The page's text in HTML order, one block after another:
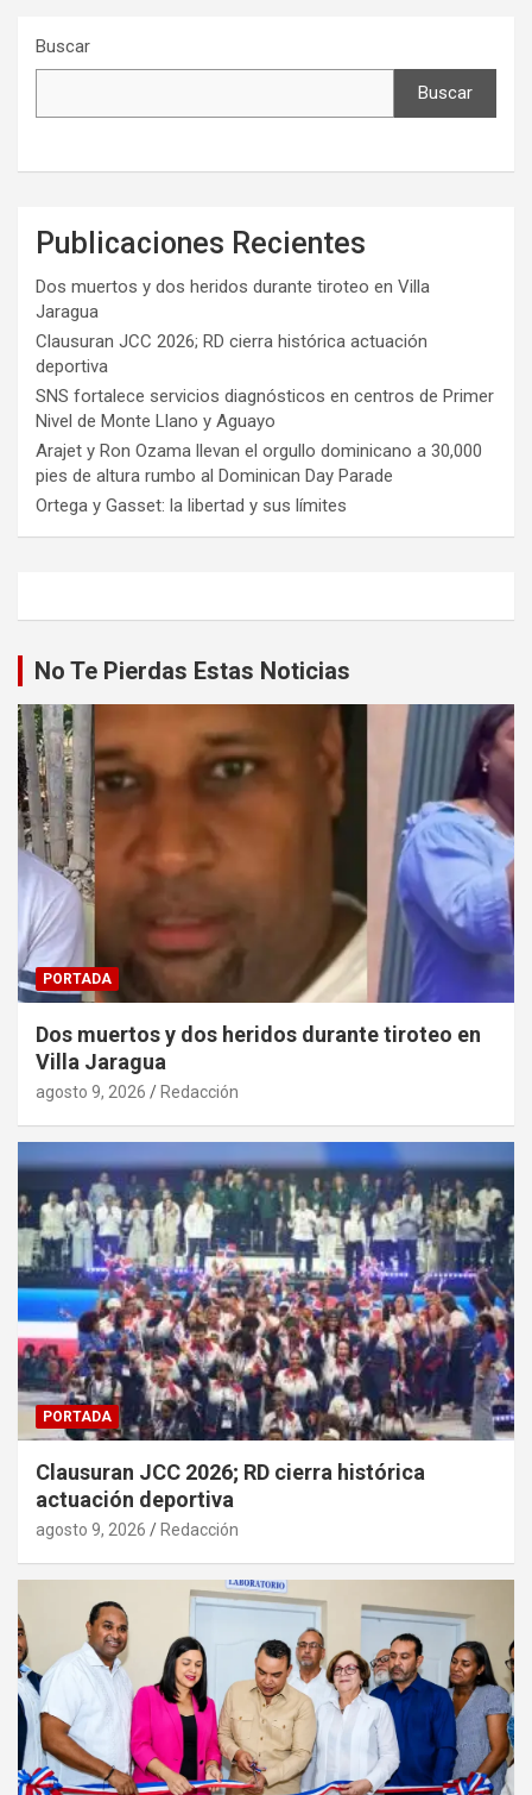
Buscar
Buscar
Publicaciones Recientes
Dos muertos y dos heridos durante tiroteo en Villa
Jaragua
Clausuran JCC 2026; RD cierra histórica actuación
deportiva
SNS fortalece servicios diagnósticos en centros de Primer
Nivel de Monte Llano y Aguayo
Arajet y Ron Ozama llevan el orgullo dominicano a 30,000
pies de altura rumbo al Dominican Day Parade
Ortega y Gasset: la libertad y sus límites
No Te Pierdas Estas Noticias
PORTADA
Dos muertos y dos heridos durante tiroteo en
Villa Jaragua
agosto 9, 2026 Redacción
PORTADA
Clausuran JCC 2026; RD cierra histórica
actuación deportiva
agosto 9, 2026 Redacción